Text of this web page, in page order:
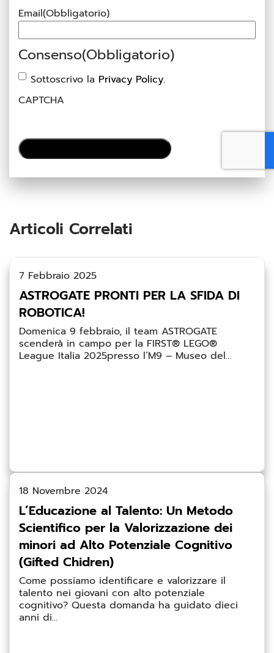
Email(Obbligatorio)
Consenso(Obbligatorio)
Sottoscrivo la Privacy Policy.
CAPTCHA
Articoli Correlati
7 Febbraio 2025
ASTROGATE PRONTI PER LA SFIDA DI
ROBOTICA!
Domenica 9 febbraio, il team ASTROGATE
scenderà in campo per la FIRST® LEGO®
League Italia 2025presso l’M9 – Museo del...
18 Novembre 2024
L’Educazione al Talento: Un Metodo
Scientifico per la Valorizzazione dei
minori ad Alto Potenziale Cognitivo
(Gifted Chidren)
Come possiamo identificare e valorizzare il
talento nei giovani con alto potenziale
cognitivo? Questa domanda ha guidato dieci
anni di...